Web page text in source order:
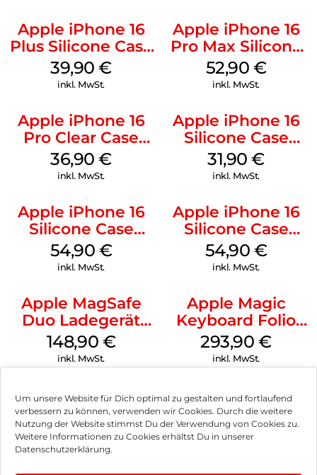
Um unsere Website für Dich optimal zu gestalten und fortlaufend
verbessern zu können, verwenden wir Cookies. Durch die weitere
Nutzung der Website stimmst Du der Verwendung von Cookies zu.
Weitere Informationen zu Cookies erhältst Du in unserer
Datenschutzerklärung.
Apple iPhone 16
Plus Silicone Case
MagSafe Plum
39,90€
inkl. MwSt.
Apple iPhone 16
Pro Max Silicone
Case MagSafe
Black
52,90 €
inkl. MwSt.
Apple iPhone 16
Pro Clear Case
MagSafe
Transparent
36,90€
inkl. MwSt.
Apple iPhone 16
Silicone Case
MagSafe Fuchsia
31,90€
inkl. MwSt.
Apple iPhone 16
Silicone Case
MagSafe Lake
Green
54,90 €
inkl. MwSt.
Apple iPhone 16
Silicone Case
MagSafe Black
54,90 €
inkl. MwSt.
Apple MagSafe
Duo Ladegerät
Weiß
148,90 €
inkl. MwSt.
Apple Magic
Keyboard Folio
iPad 10.9″ (10.Gen.)
Weiß
293,90€
inkl. MwSt.
Impressum